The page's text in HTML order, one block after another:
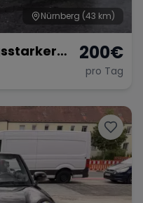
Nürnberg (43 km)
200€
pro Tag